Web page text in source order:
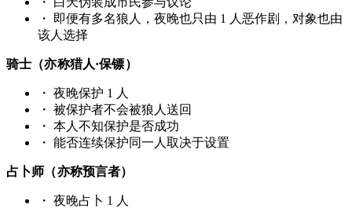
・
即便有多名狼人，夜晚也只由 1 人恶作剧，对象也由
该人选择
骑士（亦称猎人·保镖）
・ 夜晚保护 1 人
・ 被保护者不会被狼人送回
・ 本人不知保护是否成功
・ 能否连续保护同一人取决于设置
占卜师（亦称预言者）
・ 夜晚占卜 1 人